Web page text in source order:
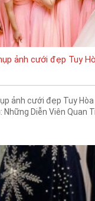
ảnh cưới đẹp Tuy
ảnh cưới đẹp Tuy
Những Diễn Viên Quan